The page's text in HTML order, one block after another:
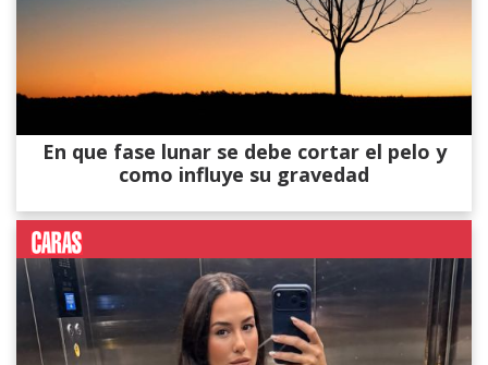
En que fase lunar se debe cortar el pelo y
como influye su gravedad